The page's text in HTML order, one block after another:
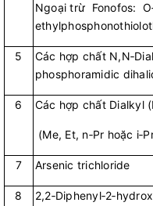
Ngoại trừ Fonofos:
5
Các hợp chất
phosphoramidic
6 Các hợp chất Dialkyl
(Me, Et, n‑Pr hoặc
7 Arsenic
8